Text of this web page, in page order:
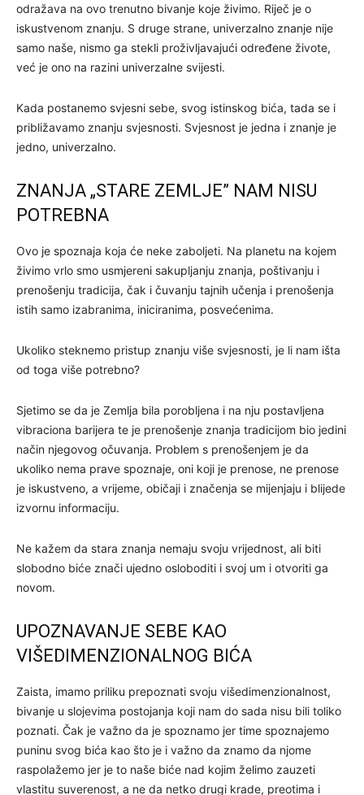
odražava na ovo trenutno bivanje koje živimo. Riječ je o
iskustvenom znanju. S druge strane, univerzalno znanje nije
samo naše, nismo ga stekli proživljavajući određene živote,
već je ono na razini univerzalne svijesti.
Kada postanemo svjesni sebe, svog istinskog bića, tada se i
približavamo znanju svjesnosti. Svjesnost je jedna i znanje je
jedno, univerzalno.
ZNANJA „STARE ZEMLJE” NAM NISU
POTREBNA
Ovo je spoznaja koja će neke zaboljeti. Na planetu na kojem
živimo vrlo smo usmjereni sakupljanju znanja, poštivanju i
prenošenju tradicija, čak i čuvanju tajnih učenja i prenošenja
istih samo izabranima, iniciranima, posvećenima.
Ukoliko steknemo pristup znanju više svjesnosti, je li nam išta
od toga više potrebno?
Sjetimo se da je Zemlja bila porobljena i na nju postavljena
vibraciona barijera te je prenošenje znanja tradicijom bio jedini
način njegovog očuvanja. Problem s prenošenjem je da
ukoliko nema prave spoznaje, oni koji je prenose, ne prenose
je iskustveno, a vrijeme, običaji i značenja se mijenjaju i blijede
izvornu informaciju.
Ne kažem da stara znanja nemaju svoju vrijednost, ali biti
slobodno biće znači ujedno osloboditi i svoj um i otvoriti ga
novom.
UPOZNAVANJE SEBE KAO
VIŠEDIMENZIONALNOG BIĆA
Zaista, imamo priliku prepoznati svoju višedimenzionalnost,
bivanje u slojevima postojanja koji nam do sada nisu bili toliko
poznati. Čak je važno da je spoznamo jer time spoznajemo
puninu svog bića kao što je i važno da znamo da njome
raspolažemo jer je to naše biće nad kojim želimo zauzeti
vlastitu suverenost, a ne da netko drugi krade, preotima i